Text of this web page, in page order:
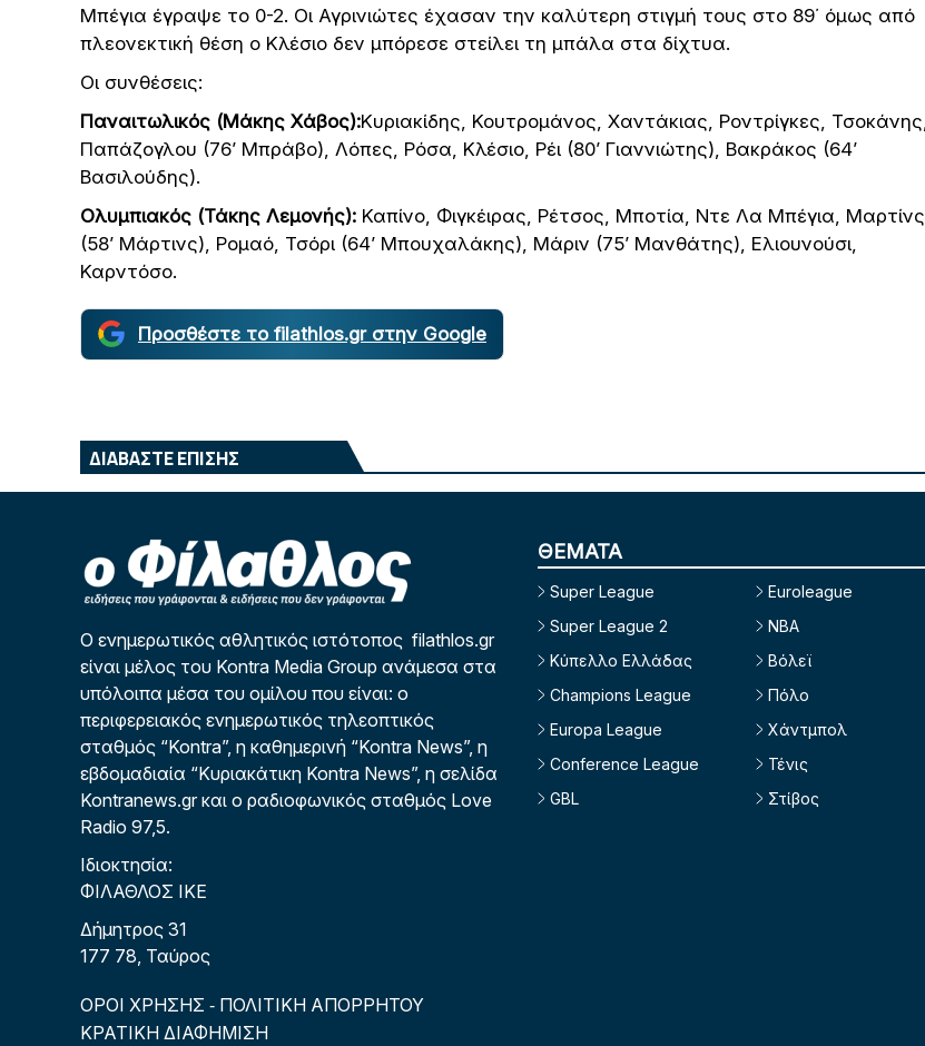
Μπέγια έγραψε το 0-2. Οι Αγρινιώτες έχασαν την καλύτερη στιγμή τους στο 89΄ όμως από
πλεονεκτική θέση ο Κλέσιο δεν μπόρεσε στείλει τη μπάλα στα δίχτυα.
Οι συνθέσεις:
Παναιτωλικός (Μάκης Χάβος):Κυριακίδης, Κουτρομάνος, Χαντάκιας, Ροντρίγκες, Τσοκάνης,
Παπάζογλου (76’ Μπράβο), Λόπες, Ρόσα, Κλέσιο, Ρέι (80’ Γιαννιώτης), Βακράκος (64’
Βασιλούδης).
Ολυμπιακός (Τάκης Λεμονής): Καπίνο, Φιγκέιρας, Ρέτσος, Μποτία, Ντε Λα Μπέγια, Μαρτίνς
(58’ Μάρτινς), Ρομαό, Τσόρι (64’ Μπουχαλάκης), Μάριν (75’ Μανθάτης), Ελιουνούσι,
Καρντόσο.
Προσθέστε το filathlos.gr στην Google
ΔΙΑΒΑΣΤΕ ΕΠΙΣΗΣ
Ο ενημερωτικός αθλητικός ιστότοπος filathlos.gr
είναι μέλος του Kontra Media Group ανάμεσα στα
υπόλοιπα μέσα του ομίλου που είναι: ο
περιφερειακός ενημερωτικός τηλεοπτικός
σταθμός “Kontra”, η καθημερινή “Kontra News”, η
εβδομαδιαία “Κυριακάτικη Kontra News”, η σελίδα
Kontranews.gr και ο ραδιοφωνικός σταθμός Love
Radio 97,5.
Ιδιοκτησία:
ΦΙΛΑΘΛΟΣ ΙΚΕ
Δήμητρος 31
177 78, Ταύρος
ΟΡΟΙ ΧΡΗΣΗΣ - ΠΟΛΙΤΙΚΗ ΑΠΟΡΡΗΤΟΥ
ΚΡΑΤΙΚΗ ΔΙΑΦΗΜΙΣΗ
ΘΕΜΑΤΑ
Super League
Super League 2
Κύπελλο Ελλάδας
Champions League
Europa League
Conference League
GBL
Euroleague
NBA
Βόλεϊ
Πόλο
Χάντμπολ
Τένις
Στίβος